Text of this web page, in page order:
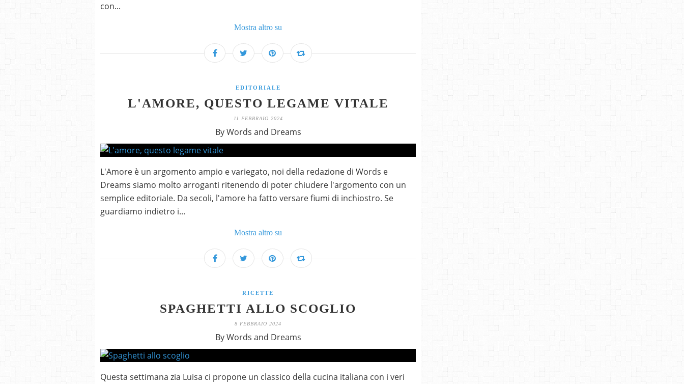
con...
Mostra altro su
EDITORIALE
L'AMORE, QUESTO LEGAME VITALE
11 FEBBRAIO 2024
By Words and Dreams
L'Amore è un argomento ampio e variegato, noi della redazione di Words e
Dreams siamo molto arroganti ritenendo di poter chiudere l'argomento con un
semplice editoriale. Da secoli, l'amore ha fatto versare fiumi di inchiostro. Se
guardiamo indietro i...
Mostra altro su
RICETTE
SPAGHETTI ALLO SCOGLIO
8 FEBBRAIO 2024
By Words and Dreams
Questa settimana zia Luisa ci propone un classico della cucina italiana con i veri